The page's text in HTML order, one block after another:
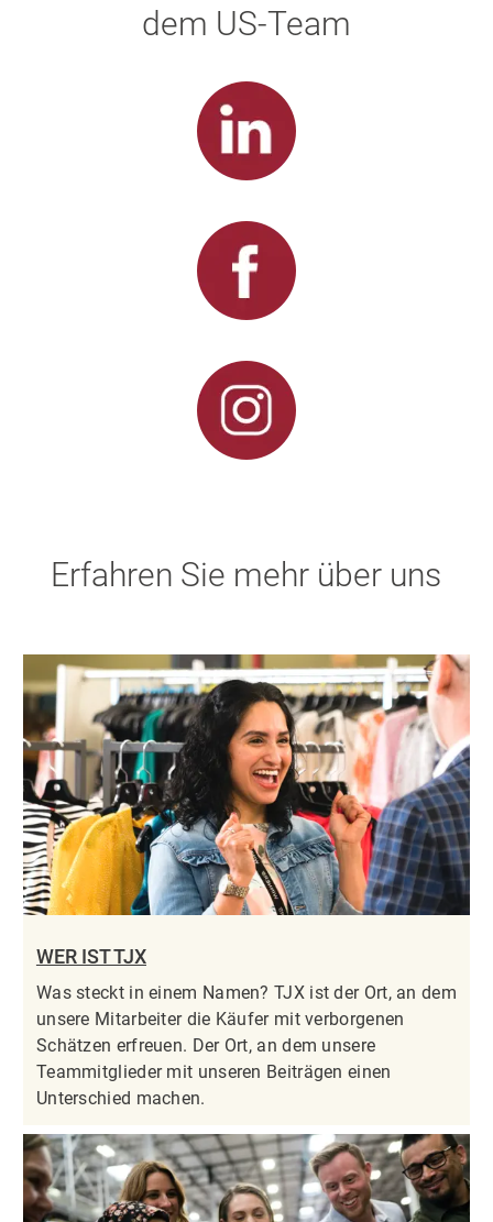
dem US-Team
Erfahren Sie mehr über uns
WER IST TJX
Was steckt in einem Namen? TJX ist der Ort, an dem
unsere Mitarbeiter die Käufer mit verborgenen
Schätzen erfreuen. Der Ort, an dem unsere
Teammitglieder mit unseren Beiträgen einen
Unterschied machen.